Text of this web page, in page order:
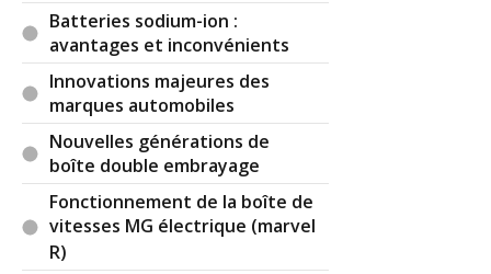
Batteries sodium-ion :
avantages et inconvénients
Innovations majeures des
marques automobiles
Nouvelles générations de
boîte double embrayage
Fonctionnement de la boîte de
vitesses MG électrique (marvel
R)